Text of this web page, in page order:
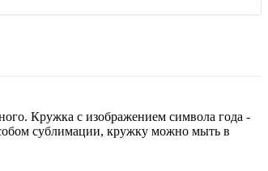
Кружка с изображением символа года -
сублимации, кружку можно мыть в